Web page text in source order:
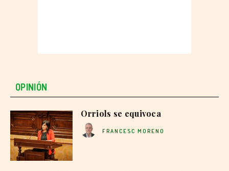
OPINIÓN
Orriols se equivoca
FRANCESC MORENO